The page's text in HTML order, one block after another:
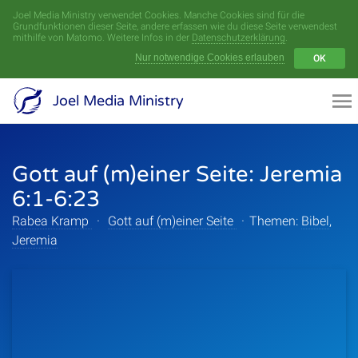
Joel Media Ministry verwendet Cookies. Manche Cookies sind für die
Grundfunktionen dieser Seite, andere erfassen wie du diese Seite verwendest
mithilfe von Matomo. Weitere Infos in der Datenschutzerklärung.
Nur notwendige Cookies erlauben
OK
Joel Media Ministry
Gott auf (m)einer Seite: Jeremia
6:1-6:23
Rabea Kramp · Gott auf (m)einer Seite · Themen: Bibel,
Jeremia
Menü
Videoarchiv
Serien